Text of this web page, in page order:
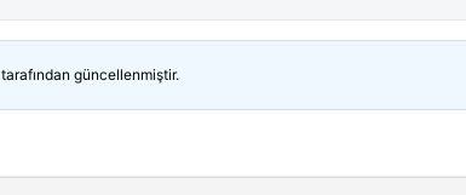
tarafından güncellenmiştir.